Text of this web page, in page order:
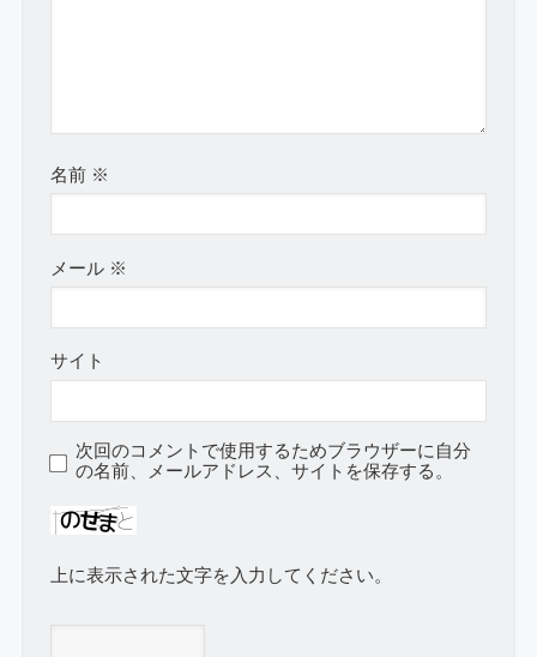
名前 ※
メール ※
サイト
次回のコメントで使用するためブラウザーに自分
の名前、メールアドレス、サイトを保存する。
上に表示された文字を入力してください。